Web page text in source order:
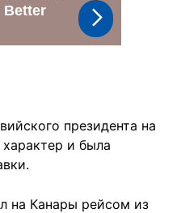
президента на
и была
на Канары рейсом из